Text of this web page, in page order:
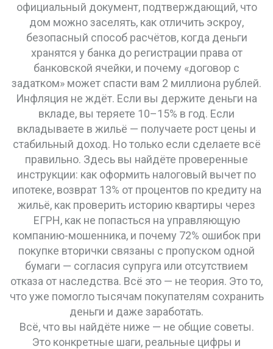
официальный документ, подтверждающий, что
дом можно заселять, как отличить эскроу,
безопасный способ расчётов, когда деньги
хранятся у банка до регистрации права от
банковской ячейки, и почему «договор с
задатком» может спасти вам 2 миллиона рублей.
Инфляция не ждёт. Если вы держите деньги на
вкладе, вы теряете 10–15% в год. Если
вкладываете в жильё — получаете рост цены и
стабильный доход. Но только если сделаете всё
правильно. Здесь вы найдёте проверенные
инструкции: как оформить налоговый вычет по
ипотеке, возврат 13% от процентов по кредиту на
жильё, как проверить историю квартиры через
ЕГРН, как не попасться на управляющую
компанию-мошенника, и почему 72% ошибок при
покупке вторички связаны с пропуском одной
бумаги — согласия супруга или отсутствием
отказа от наследства. Всё это — не теория. Это то,
что уже помогло тысячам покупателям сохранить
деньги и даже заработать.
Всё, что вы найдёте ниже — не общие советы.
Это конкретные шаги, реальные цифры и